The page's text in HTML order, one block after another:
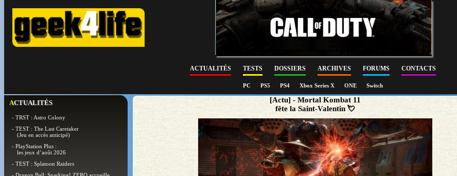
ACTUALITÉS TESTS DOSSIERS ARCHIVES FORUMS CONTACTS
PC PS5 PS4 Xbox Series X ONE Switch
ACTUALITÉS
- TRST : Astro Colony
- TEST : The Last Caretaker
(Jeu en accès anticipé)
- PlayStation Plus :
les jeux d’août 2026
- TEST : Splatoon Raiders
[Actu] - Mortal Kombat 11
fête la Saint-Valentin 💘